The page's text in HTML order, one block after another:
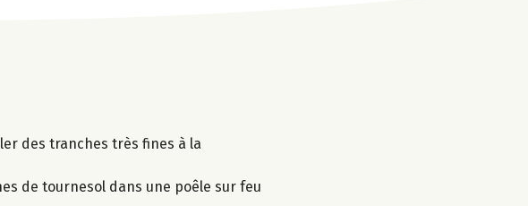
des tranches très fines à la
de tournesol dans une poêle sur feu